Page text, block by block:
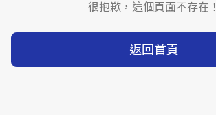
很抱歉，這個頁面不存在！
返回首頁